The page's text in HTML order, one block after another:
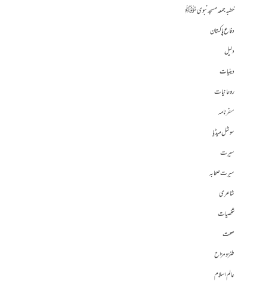
خطبہ جمعہ مسجد نبوی ﷺ
دفاع پاکستان
دلیل
دینیات
روحانیات
سفرنامہ
سوشل میڈیا
سیرت
سیرت صحابہ
شاعری
شخصیات
صحت
طنز و مزاح
عالم اسلام